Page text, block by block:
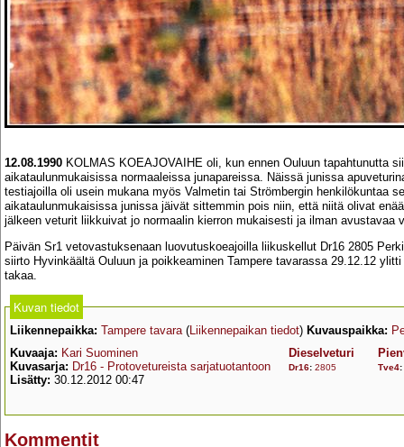
12.08.1990 KOLMAS KOEAJOVAIHE oli, kun ennen Ouluun tapahtunutta
aikataulunmukaisissa normaaleissa junapareissa. Näissä junissa
testiajoilla oli usein mukana myös Valmetin tai Strömbergin henkilökuntaa
aikataulunmukaisissa junissa jäivät sittemmin pois niin, että niitä olivat
jälkeen veturit liikkuivat jo normaalin kierron mukaisesti ja ilman avustavaa
Päivän Sr1 vetovastuksenaan luovutuskoeajoilla liikuskellut Dr16 2805
siirto Hyvinkäältä Ouluun ja poikkeaminen Tampere tavarassa 29.12.12
takaa.
Kuvan tiedot
Liikennepaikka: Tampere tavara(Liikennepaikan tiedot) Kuvauspaikka:
Kuvaaja: Kari Suominen
Kuvasarja: Dr16 - Protovetureista sarjatuotantoon
Lisätty: 30.12.2012 00:47
Dieselveturi
Dr16: 2805 Tve4:
Kommentit